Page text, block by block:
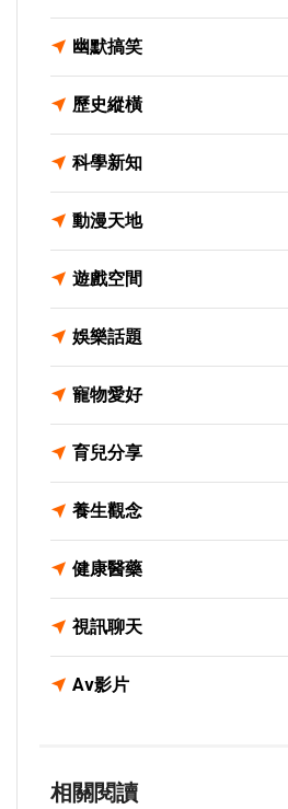
幽默搞笑
歷史縱橫
科學新知
動漫天地
遊戲空間
娛樂話題
寵物愛好
育兒分享
養生觀念
健康醫藥
視訊聊天
Av影片
相關閱讀